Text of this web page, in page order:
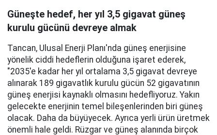
Güneşte hedef, her yıl 3,5 gigavat güneş
kurulu gücünü devreye almak
Tancan, Ulusal Enerji Planı'nda güneş enerjisine
yönelik ciddi hedeflerin olduğuna işaret ederek,
"2035'e kadar her yıl ortalama 3,5 gigavat devreye
alınarak 189 gigavatlık kurulu gücün 52 gigavatının
güneş enerjisi kaynaklı olmasını hedefliyoruz. Yakın
gelecekte enerjinin temel bileşenlerinden biri güneş
olacak. Daha da büyüyecek. Ayrıca yerli ürün üretmek
önemli hale geldi. Rüzgar ve güneş alanında birçok